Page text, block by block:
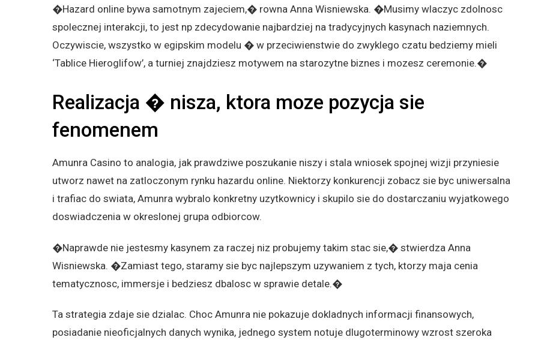
�Hazard online bywa samotnym zajeciem,� rowna Anna Wisniewska. �Musimy wlaczyc zdolnosc
spolecznej interakcji, to jest np zdecydowanie najbardziej na tradycyjnych kasynach naziemnych.
Oczywiscie, wszystko w egipskim modelu � w przeciwienstwie do zwyklego czatu bedziemy mieli
‘Tablice Hieroglifow’, a turniej znajdziesz motywem na starozytne biznes i mozesz ceremonie.�
Realizacja � nisza, ktora moze pozycja sie
fenomenem
Amunra Casino to analogia, jak prawdziwe poszukanie niszy i stala wniosek spojnej wizji przyniesie
utworz nawet na zatloczonym rynku hazardu online. Niektorzy konkurencji zobacz sie byc uniwersalna
i trafiac do swiata, Amunra wybralo konkretny uzytkownicy i skupilo sie do dostarczaniu wyjatkowego
doswiadczenia w okreslonej grupa odbiorcow.
�Naprawde nie jestesmy kasynem za raczej niz probujemy takim stac sie,� stwierdza Anna
Wisniewska. �Zamiast tego, staramy sie byc najlepszym uzywaniem z tych, ktorzy maja cenia
tematycznosc, immersje i bedziesz dbalosc w sprawie detale.�
Ta strategia zdaje sie dzialac. Choc Amunra nie pokazuje dokladnych informacji finansowych,
posiadanie nieoficjalnych danych wynika, jednego system notuje dlugoterminowy wzrost szeroka